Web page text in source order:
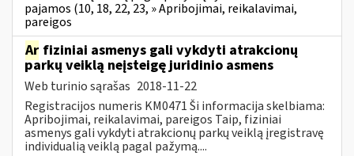
pajamos (10, 18, 22, 23, » Apribojimai, reikalavimai,
pareigos
Ar fiziniai asmenys gali vykdyti atrakcionų
parkų veiklą neįsteigę juridinio asmens
Web turinio sąrašas 2018-11-22
Registracijos numeris KM0471 Ši informacija skelbiama:
Apribojimai, reikalavimai, pareigos Taip, fiziniai
asmenys gali vykdyti atrakcionų parkų veiklą įregistravę
individualią veiklą pagal pažymą....